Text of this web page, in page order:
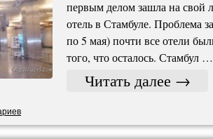
первым делом зашла на свой
отель в Стамбуле. Проблема
по 5 мая) почти все отели
того, что осталось. Стамбул …
Читать далее →